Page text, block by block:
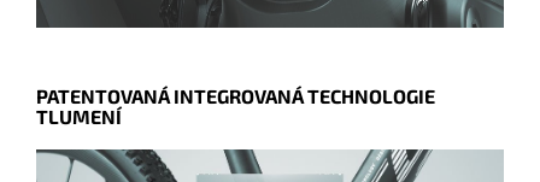
PATENTOVANÁ INTEGROVANÁ TECHNOLOGIE
TLUMENÍ